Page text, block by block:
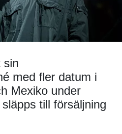
sin
med fler datum i
Mexiko under
till försäljning